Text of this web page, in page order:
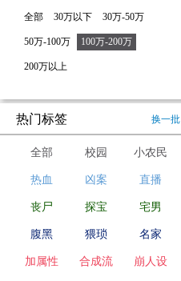
全部 30万以下 30万-50万
50万-100万 100万-200万
200万以上
热门标签 换一批
全部 校园 小农民
热血 凶案 直播
丧尸 探宝 宅男
腹黑 猥琐 名家
加属性 合成流 崩人设